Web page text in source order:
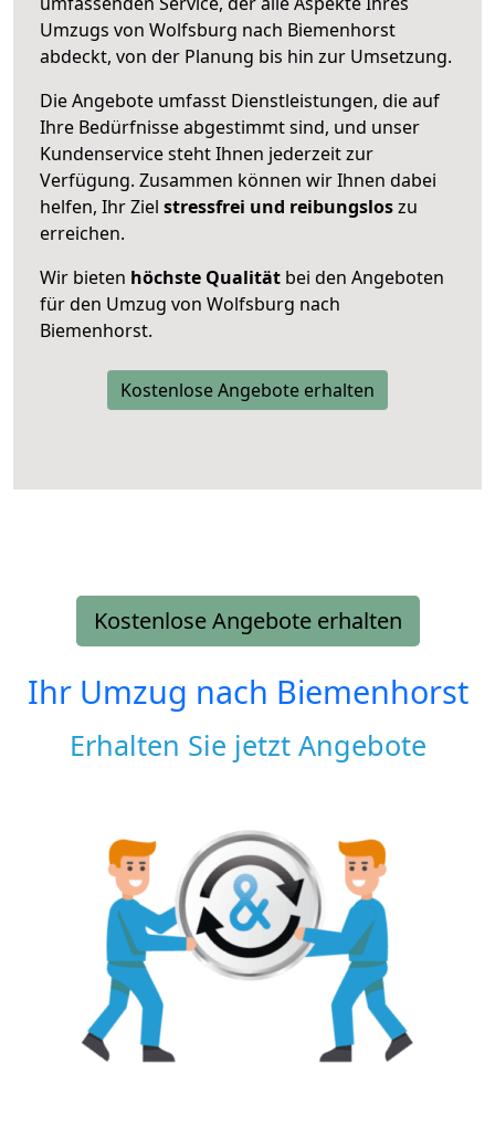
Umzugs von Wolfsburg nach Biemenhorst
abdeckt, von der Planung bis hin zur Umsetzung.
Die Angebote umfasst Dienstleistungen, die auf
Ihre Bedürfnisse abgestimmt sind, und unser
Kundenservice steht Ihnen jederzeit zur
Verfügung. Zusammen können wir Ihnen dabei
helfen, Ihr Ziel stressfrei und reibungsloszu
erreichen.
Wir bieten höchste Qualität bei den Angeboten
für den Umzug von Wolfsburg nach
Biemenhorst.
Kostenlose Angebote erhalten
Kostenlose Angebote erhalten
Ihr Umzug nach Biemenhorst
Erhalten Sie jetzt Angebote